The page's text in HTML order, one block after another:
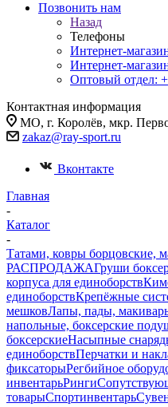
Позвонить нам
Назад
Телефоны
Интернет-
Интернет-
Оптовый отдел:
Контактная информация
МО, г. Королёв, мкр.
zakaz@ray-sport.ru
Вконтакте
Главная
-
Каталог
-
Татами, ковры борцовские,
РАСПРОДАЖАГруши
корпуса для единоборств
единоборствКрепёжные
мешковЛапы, пады,
напольные, боксерские
боксерскиеНасыпные
единоборствПерчатки и
фиксаторыРегбийное
инвентарьРинги
товарыСпортинвентарь